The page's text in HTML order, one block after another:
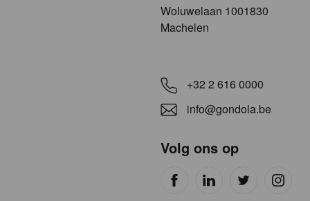
​​​Woluwelaan 1001830
Machelen
+32 2 616 0000
info@gondola.be
Volg ons op